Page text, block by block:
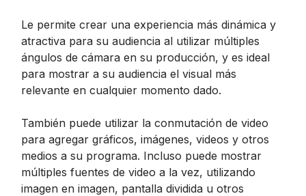
Le permite crear una experiencia más dinámica y
atractiva para su audiencia al utilizar múltiples
ángulos de cámara en su producción, y es ideal
para mostrar a su audiencia el visual más
relevante en cualquier momento dado.
También puede utilizar la conmutación de video
para agregar gráficos, imágenes, videos y otros
medios a su programa. Incluso puede mostrar
múltiples fuentes de video a la vez, utilizando
imagen en imagen, pantalla dividida u otros